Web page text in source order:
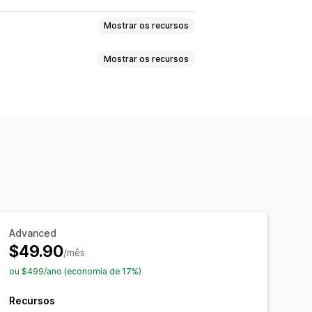
Mostrar os recursos
Mostrar os recursos
e dicas
links
Advanced
$49.90/mês
ou $499/ano (economia de 17%)
Recursos